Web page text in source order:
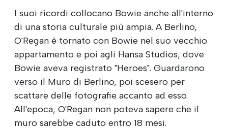
I suoi ricordi collocano Bowie anche all'interno
di una storia culturale più ampia. A Berlino,
O'Regan è tornato con Bowie nel suo vecchio
appartamento e poi agli Hansa Studios, dove
Bowie aveva registrato "Heroes". Guardarono
verso il Muro di Berlino, poi scesero per
scattare delle fotografie accanto ad esso.
All'epoca, O'Regan non poteva sapere che il
muro sarebbe caduto entro 18 mesi.